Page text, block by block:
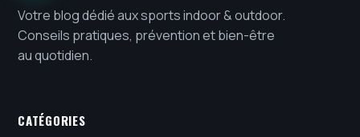
Votre blog dédié aux sports indoor & outdoor.
Conseils pratiques, prévention et bien-être
au quotidien.
CATÉGORIES